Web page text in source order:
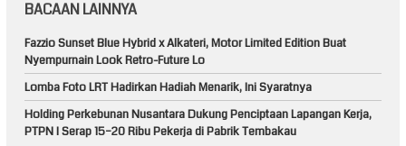
BACAAN LAINNYA
Fazzio Sunset Blue Hybrid x Alkateri, Motor Limited Edition Buat
Nyempurnain Look Retro-Future Lo
Lomba Foto LRT Hadirkan Hadiah Menarik, Ini Syaratnya
Holding Perkebunan Nusantara Dukung Penciptaan Lapangan Kerja,
PTPN I Serap 15–20 Ribu Pekerja di Pabrik Tembakau